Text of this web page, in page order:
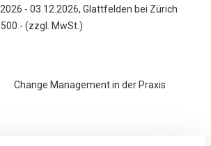
- 03.12.2026, Glattfelden bei Zürich
(zzgl. MwSt.)
Change Management in der Praxis